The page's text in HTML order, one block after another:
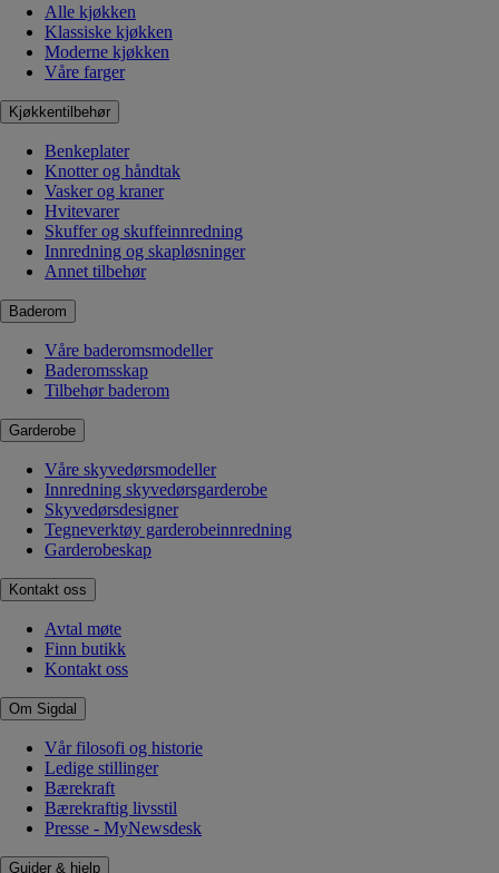
Alle kjøkken
Klassiske kjøkken
Moderne kjøkken
Våre farger
Kjøkkentilbehør
Benkeplater
Knotter og håndtak
Vasker og kraner
Hvitevarer
Skuffer og skuffeinnredning
Innredning og skapløsninger
Annet tilbehør
Baderom
Våre baderomsmodeller
Baderomsskap
Tilbehør baderom
Garderobe
Våre skyvedørsmodeller
Innredning skyvedørsgarderobe
Skyvedørsdesigner
Tegneverktøy garderobeinnredning
Garderobeskap
Kontakt oss
Avtal møte
Finn butikk
Kontakt oss
Om Sigdal
Vår filosofi og historie
Ledige stillinger
Bærekraft
Bærekraftig livsstil
Presse - MyNewsdesk
Guider & hjelp